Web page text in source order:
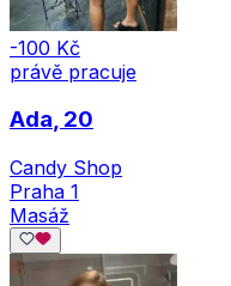
-100 Kč
právě pracuje
Ada, 20
Candy Shop
Praha 1
Masáž